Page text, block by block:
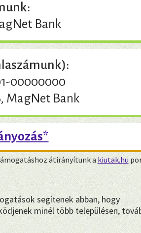
Bank
00000000
MagNet Bank
átirányítunk akiutak.hu
segítenek abban, hogy
minél több településen,